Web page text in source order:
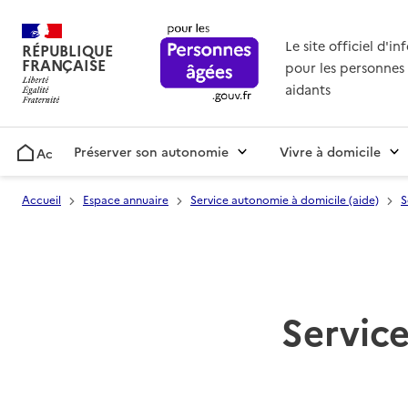
RÉPUBLIQUE
FRANÇAISE
Le site officiel
pour les personnes
aidants
AccueilPréserver son autonomie Vivre à domicile
Accueil Espace annuaire Service autonomie à domicile (aide)